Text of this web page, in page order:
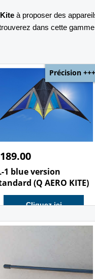
à proposer des
dans cette
Précision +++
189.00
1 blue version
(Q AERO KITE)
Cliquez ici